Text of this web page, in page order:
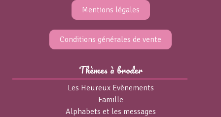
Mentions légales
Conditions générales de vente
Thèmes à broder
Les Heureux Evènements
Famille
Alphabets et les messages